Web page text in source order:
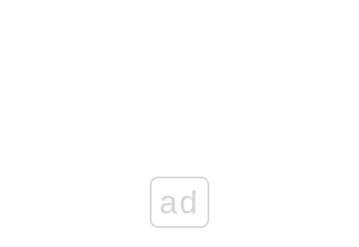
ad